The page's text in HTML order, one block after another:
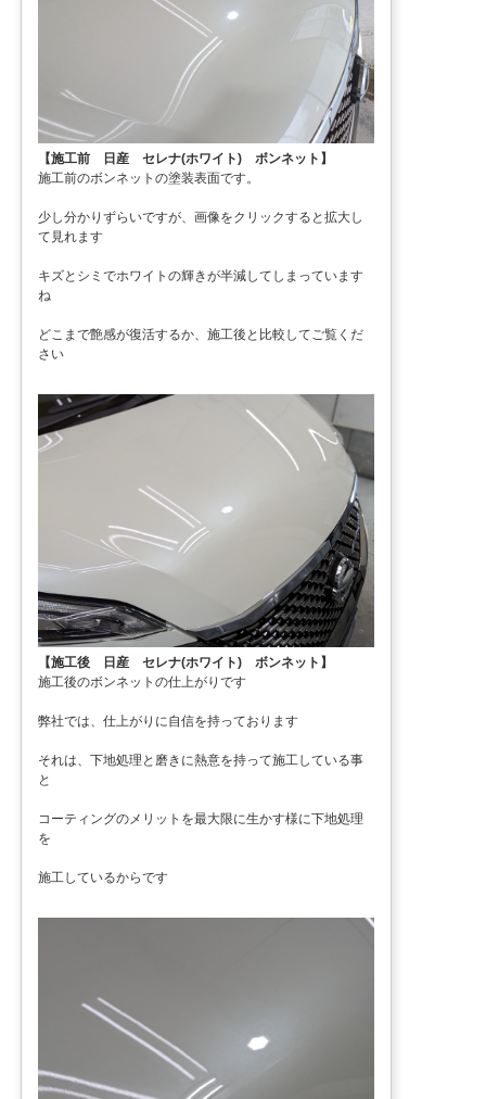
【施工前 日産 セレナ(ホワイト) ボンネット】
施工前のボンネットの塗装表面です。
少し分かりずらいですが、画像をクリックすると拡大し
て見れます
キズとシミでホワイトの輝きが半減してしまっています
ね
どこまで艶感が復活するか、施工後と比較してご覧くだ
さい
【施工後 日産 セレナ(ホワイト) ボンネット】
施工後のボンネットの仕上がりです
弊社では、仕上がりに自信を持っております
それは、下地処理と磨きに熱意を持って施工している事
と
コーティングのメリットを最大限に生かす様に下地処理
を
施工しているからです